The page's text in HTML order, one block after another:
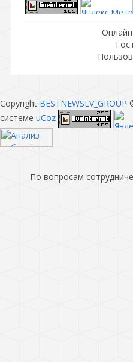
Онлайн
Copyright BESTNEWSLV_GROUP
системе uCoz
По вопросам